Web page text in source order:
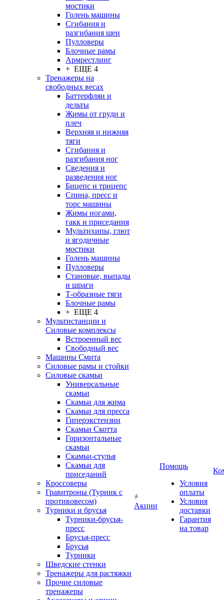
мостики
Голень машины
Сгибания и
разгибания шеи
Пулловеры
Блочные рамы
Армрестлинг
+ ЕЩЕ 4
Тренажеры на
свободных весах
Баттерфляи и
дельты
Жимы от груди и
плеч
Верхняя и нижняя
тяги
Сгибания и
разгибания ног
Сведения и
разведения ног
Бицепс и трицепс
Спина, пресс и
торс машины
Жимы ногами,
гакк и приседания
Мультихипы, глют
и ягодичные
мостики
Голень машины
Пулловеры
Становые, выпады
и шраги
Т-образные тяги
Блочные рамы
+ ЕЩЕ 4
Мультистанции и
Силовые комплексы
Встроенный вес
Свободный вес
Машины Смита
Силовые рамы и стойки
Силовые скамьи
Универсальные
скамьи
Скамьи для жима
Скамьи для пресса
Гиперэкстензии
Скамьи Скотта
Горизонтальные
скамьи
Скамьи-стулья
Скамьи для
приседаний
Кроссоверы
Гравитроны (Турник с
противовесом)
Турники и брусья
Турники-брусья-
пресс
Брусья-пресс
Брусья
Турники
Шведские стенки
Тренажеры для растяжки
Прочие силовые
тренажеры
Акции
Помощь
Условия
оплаты
Условия
доставки
Гарантия
на товар